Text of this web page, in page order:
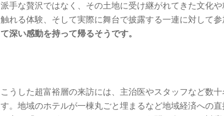
派手な贅沢ではなく、その土地に受け継がれてきた文化
触れる体験、そして実際に舞台で披露する一連に対して参
て深い感動を持って帰るそうです。
こうした超富裕層の来訪には、主治医やスタッフなど数
す。地域のホテルが一棟丸ごと埋まるなど地域経済への